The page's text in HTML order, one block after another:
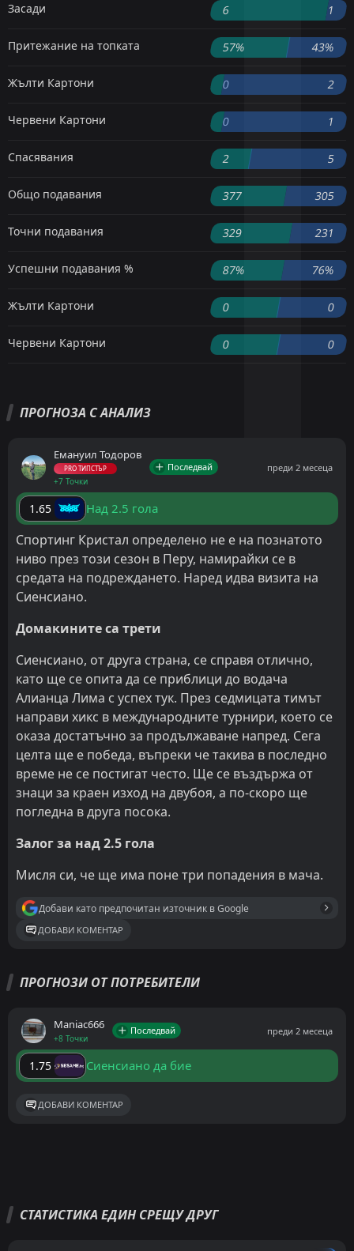
Засади 6 1
Притежание на топката 57% 43%
Жълти Картони 0 2
Червени Картони 0 1
Спасявания 2 5
Общо подавания 377 305
Точни подавания 329 231
Успешни подавания % 87% 76%
Жълти Картони 0 0
Червени Картони 0 0
ПРОГНОЗА С АНАЛИЗ
Емануил Тодоров
PRO ТИПСТЪР
+7 Точки
Последвай преди 2 месеца
1.65 Над 2.5 гола
Спортинг Кристал определено не е на познатото
ниво през този сезон в Перу, намирайки се в
средата на подреждането. Наред идва визита на
Сиенсиано.
Домакините са трети
Сиенсиано, от друга страна, се справя отлично,
като ще се опита да се приблици до водача
Алианца Лима с успех тук. През седмицата тимът
направи хикс в международните турнири, което се
оказа достатъчно за продължаване напред. Сега
целта ще е победа, въпреки че такива в последно
време не се постигат често. Ще се въздържа от
знаци за краен изход на двубоя, а по-скоро ще
погледна в друга посока.
Залог за над 2.5 гола
Мисля си, че ще има поне три попадения в мача.
Добави като предпочитан източник в Google
ДОБАВИ КОМЕНТАР
ПРОГНОЗИ ОТ ПОТРЕБИТЕЛИ
Maniac666
+8 Точки
Последвай преди 2 месеца
1.75 Сиенсиано да бие
ДОБАВИ КОМЕНТАР
СТАТИСТИКА ЕДИН СРЕЩУ ДРУГ